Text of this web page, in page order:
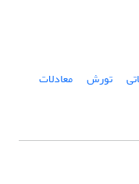
تورش معادلات